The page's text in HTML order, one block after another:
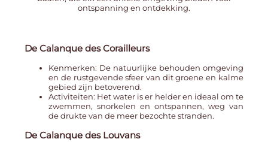
ontspanning en ontdekking.
De Calanque des Corailleurs
Kenmerken: De natuurlijke behouden omgeving
en de rustgevende sfeer van dit groene en kalme
gebied zijn betoverend.
Activiteiten: Het water is er helder en ideaal om te
zwemmen, snorkelen en ontspannen, weg van
de drukte van de meer bezochte stranden.
De Calanque des Louvans